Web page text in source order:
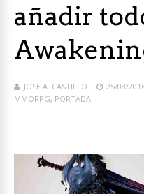
añadir
JOSE A. CASTILLO 25/08/
MMORPG, PORTADA